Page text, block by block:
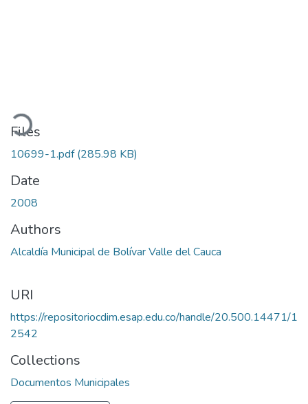
Files
10699-1.pdf(285.98 KB)
Date
2008
Authors
Alcaldía Municipal de Bolívar Valle del Cauca
URI
https://repositoriocdim.esap.edu.co/handle/20.500.14471/1
2542
Collections
Documentos Municipales